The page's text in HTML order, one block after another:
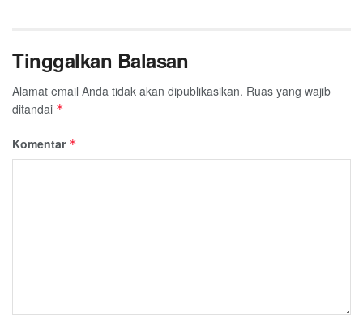
Tinggalkan Balasan
Alamat email Anda tidak akan dipublikasikan. Ruas yang wajib
ditandai *
Komentar *